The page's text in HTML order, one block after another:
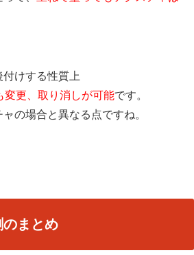
けする性質上
変更、取り消しが可能です。
の場合と異なる点ですね。
まとめ